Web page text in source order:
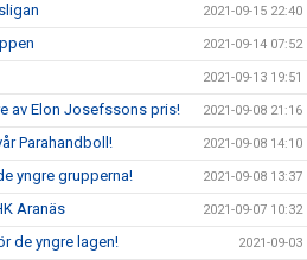
2021-09-15 22:40
2021-09-14 07:52
2021-09-13 19:51
av Elon Josefssons pris! 2021-09-08 21:16
Parahandboll! 2021-09-08 14:10
yngre grupperna! 2021-09-08 13:37
Aranäs 2021-09-07 10:32
de yngre lagen! 2021-09-03